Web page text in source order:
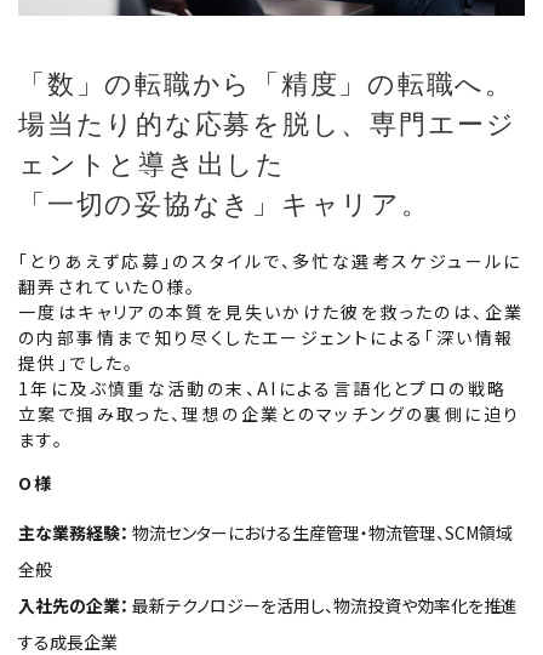
「数」の転職から「精度」の転職へ。
場当たり的な応募を脱し、専門エージ
ェントと導き出した
「一切の妥協なき」キャリア。
「とりあえず応募」のスタイルで、多忙な選考スケジュールに
翻弄されていたO様。
一度はキャリアの本質を見失いかけた彼を救ったのは、企業
の内部事情まで知り尽くしたエージェントによる「深い情報
提供」でした。
1年に及ぶ慎重な活動の末、AIによる言語化とプロの戦略
立案で掴み取った、理想の企業とのマッチングの裏側に迫り
ます。
O様
主な業務経験： 物流センターにおける生産管理・物流管理、SCM領域
全般
入社先の企業： 最新テクノロジーを活用し、物流投資や効率化を推進
する成長企業